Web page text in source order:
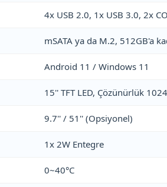
4x USB 2.0, 1x USB 3.0, 2x
mSATA ya da M.2, 512GB'a
Android 11 / Windows 11
15'' TFT LED, Çözünürlük
9.7'' / 51'' (Opsiyonel)
1x 2W Entegre
0~40°C